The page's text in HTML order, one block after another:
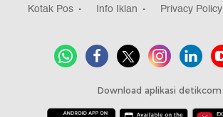
Kotak Pos
Info Iklan Privacy Policy
Download aplikasi detikcom